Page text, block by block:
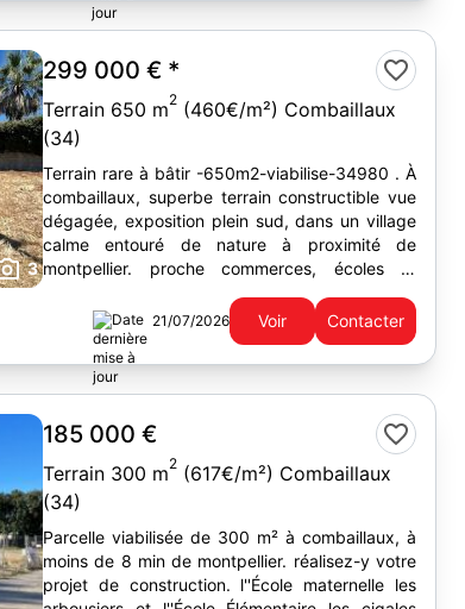
3
299 000 € *
Terrain 650 m2 (460€/m²) Combaillaux
(34)
Terrain rare à bâtir -650m2-viabilise-34980 . À
combaillaux, superbe terrain constructible vue
dégagée, exposition plein sud, dans un village
calme entouré de nature à proximité de
montpellier. proche commerces, écoles et
21/07/2026 Voir Contacter
185 000 €
Terrain 300 m2 (617€/m²) Combaillaux
(34)
Parcelle viabilisée de 300 m² à combaillaux, à
moins de 8 min de montpellier. réalisez-y votre
projet de construction. l''École maternelle les